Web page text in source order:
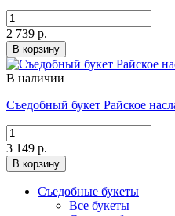
2 739 р.
В корзину
В наличии
Съедобный букет Райское
3 149 р.
В корзину
Съедобные букеты
Все букеты